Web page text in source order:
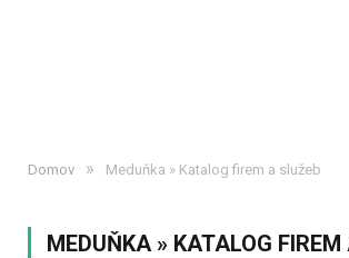
Domov » Meduňka » Katalog firem a služeb
MEDUŇKA » KATALOG FIREM